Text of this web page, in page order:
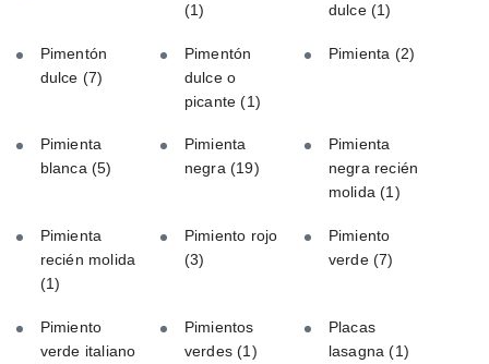
(1)
dulce(1)
Pimentón
dulce (7)
Pimentón
dulce o
picante(1)
Pimienta (2)
Pimienta
blanca (5)
Pimienta
negra (19)
Pimienta
negra recién
molida(1)
Pimienta
recién molida
(1)
Pimiento rojo
(3)
Pimiento
verde(7)
Pimiento
verde italiano
Pimientos
verdes(1)
Placas
lasagna(1)